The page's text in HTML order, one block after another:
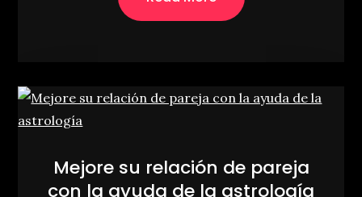
Mejore su relación de pareja
con la ayuda de la astrología